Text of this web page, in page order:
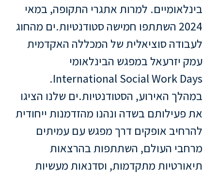
היחידה
לבינלאומיות
ספריה
משרתי
מילואים
וכוחות
הביטחון
זכויות
והטבות
בינלאומיים. למרות אתגרי התקופה, במאי
2024 השתתפו חמישה סטודנטיות.ים מהחוג
לעבודה סוציאלית של המכללה האקדמית
עמק יזרעאל במפגש הבינלאומי
International Social Work Days.
במהלך האירוע, הסטודנטיות.ים שלנו הציגו
את פעילותם בשדה ונהנו מהזדמנות ייחודית
להרחיב אופקים דרך מפגש עם עמיתים
מרחבי העולם, השתתפות בהרצאות
תיאורטיות מתקדמות, וסדנאות מעשיות